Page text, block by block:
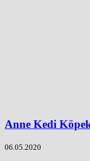
Anne Kedi
06.05.2020